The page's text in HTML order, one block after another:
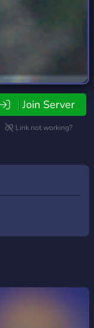
Join Server
Link not working?